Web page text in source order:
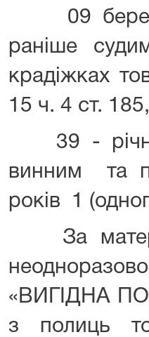
09
раніше
крадіжках
15 ч. 4 ст.
39 -
винним та
років 1
За
«ВИГІДНА
з полиць